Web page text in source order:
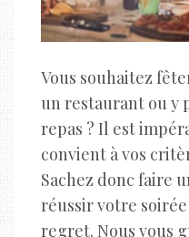
Vous souhaitez
un restaurant ou y
repas ? Il est
convient à vos
Sachez donc faire
réussir votre soirée
regret. Nous vous